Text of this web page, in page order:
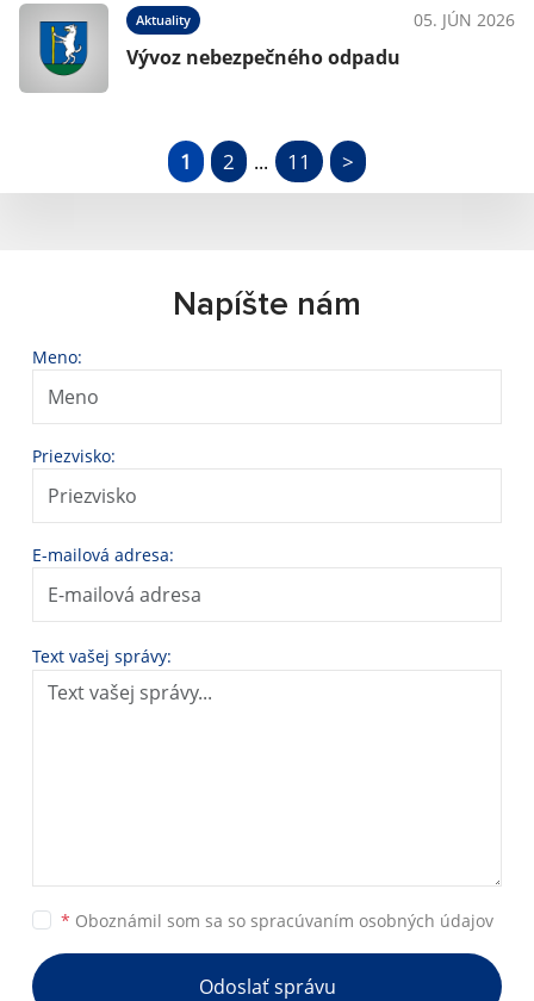
Aktuality 05. JÚN 2026
Vývoz nebezpečného odpadu
1 2 ... 11 >
Napíšte nám
Meno:
Priezvisko:
E-mailová adresa:
Text vašej správy:
* Oboznámil som sa so spracúvaním osobných údajov
Odoslať správu